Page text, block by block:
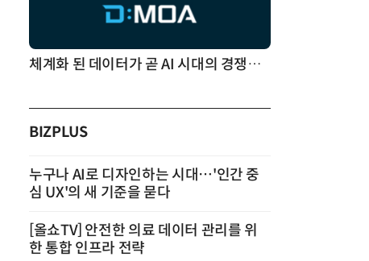
체계화 된 데이터가 곧 AI 시대의 경쟁력이다
BIZPLUS
누구나 AI로 디자인하는 시대…'인간 중
심 UX'의 새 기준을 묻다
[올쇼TV] 안전한 의료 데이터 관리를 위
한 통합 인프라 전략